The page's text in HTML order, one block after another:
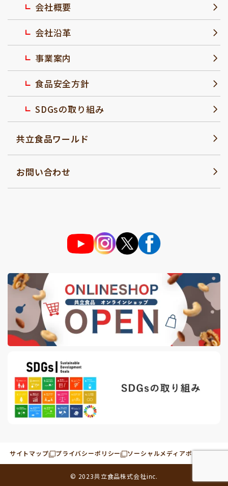
会社概要
会社沿革
事業案内
食品安全方針
SDGsの取り組み
共立食品ワールド
お問い合わせ
サイトマップ プライバシーポリシー ソーシャルメディアポリシー
© 2023共立食品株式会社inc.